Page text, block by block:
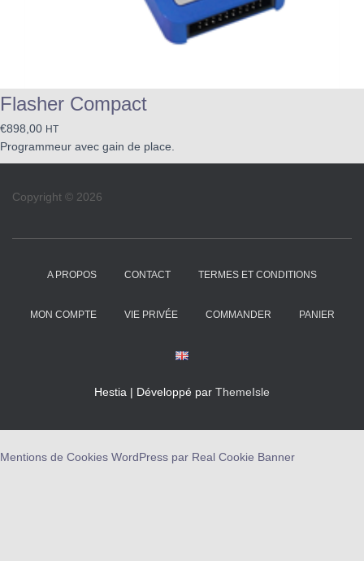
Flasher Compact
€898,00 HT
Programmeur avec gain de place.
Copyright © 2026
A PROPOS CONTACT TERMES ET CONDITIONS
MON COMPTE VIE PRIVÉE COMMANDER PANIER
Hestia | Développé par ThemeIsle
Mentions de Cookies WordPress par Real Cookie Banner